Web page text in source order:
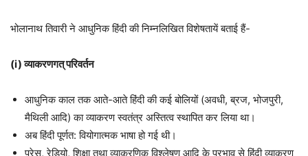
भोलानाथ तिवारी ने आधुनिक हिंदी की निम्नलिखित विशेषतायें बताई हैं-
(i) व्याकरणगत् परिवर्तन
आधुनिक काल तक आते-आते हिंदी की कई बोलियों (अवधी, ब्रज, भोजपुरी,
मैथिली आदि) का व्याकरण स्वतंत्र अस्तित्व स्थापित कर लिया था।
अब हिंदी पूर्णत: वियोगात्मक भाषा हो गई थी।
प्रेस, रेडियो, शिक्षा तथा व्याकरणिक विश्लेषण आदि के प्रभाव से हिंदी व्याकरण